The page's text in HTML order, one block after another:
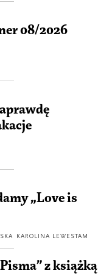
08/2026
„Love is
KAROLINA LEWESTAM
z książką